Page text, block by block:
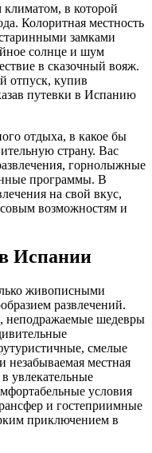
климатом, в которой
Колоритная местность
замками
солнце и шум
в сказочный вояж.
отпуск, купив
путевки в Испанию
отдыха, в какое бы
страну. Вас
горнолыжные
программы. В
на свой вкус,
возможностям и
Испании
живописными
развлечений.
неподражаемые шедевры
смелые
незабываемая местная
увлекательные
условия
и гостеприимные
приключением в